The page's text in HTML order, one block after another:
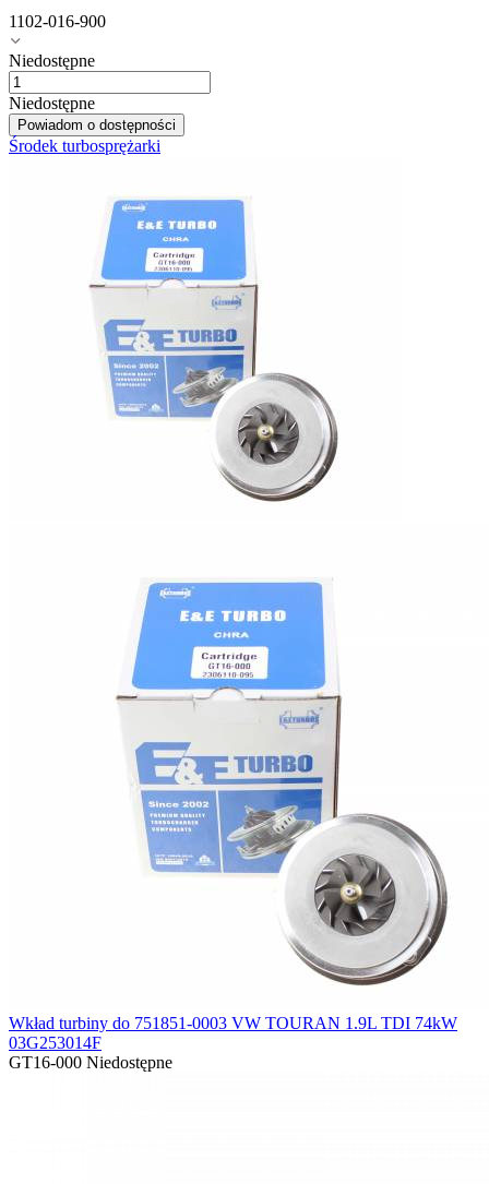
1102-016-900
Niedostępne
Niedostępne
Powiadom o dostępności
Środek turbosprężarki
Wkład turbiny do 751851-0003 VW TOURAN 1.9L TDI 74kW
03G253014F
GT16-000 Niedostępne